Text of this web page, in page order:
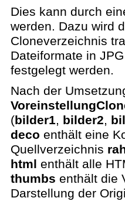
Dies kann durch
werden. Dazu wird
Cloneverzeichnis
Dateiformate in
festgelegt werden.
Nach der
(bilder1, bilder2,
deco enthält eine
Quellverzeichnis
html enthält alle
thumbs enthält die
Darstellung der